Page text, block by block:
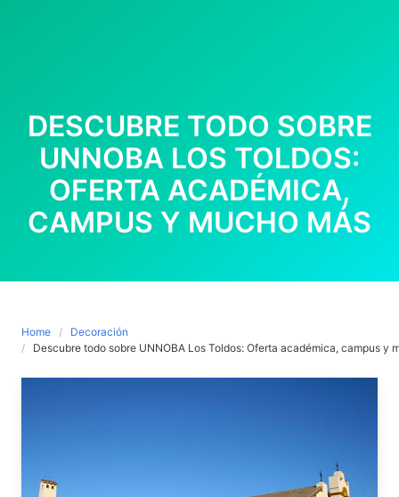
DESCUBRE TODO SOBRE
UNNOBA LOS TOLDOS:
OFERTA ACADÉMICA,
CAMPUS Y MUCHO MÁS
Home
Decoración
Descubre todo sobre UNNOBA Los Toldos: Oferta académica, campus y